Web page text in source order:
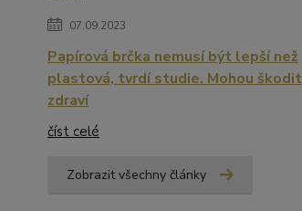
07.09.2023
Papírová brčka nemusí být lepší než
plastová, tvrdí studie. Mohou škodit
zdraví
číst celé
Zobrazit všechny články